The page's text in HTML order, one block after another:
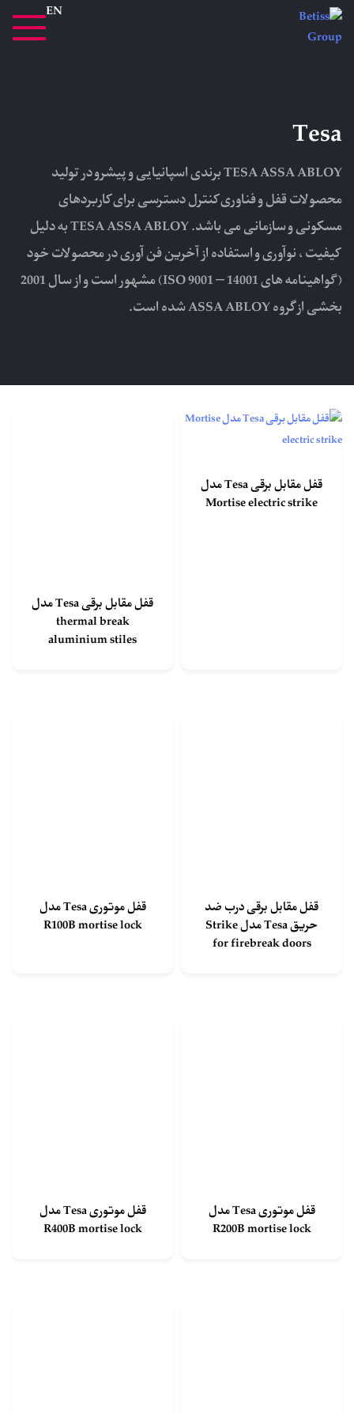
EN
Tesa
TESA ASSA ABLOY برندی اسپانیایی و پیشرو در تولید
محصولات قفل و فناوری کنترل دسترسی برای کاربردهای
مسکونی و سازمانی می باشد. TESA ASSA ABLOY به دلیل
کیفیت ، نوآوری و استفاده از آخرین فن آوری در محصولات خود
(گواهینامه های ISO 9001 – 14001) مشهور است و از سال 2001
بخشی از گروه ASSA ABLOY شده است.
قفل مقابل برقی Tesa مدل
Mortise electric strike
قفل مقابل برقی Tesa مدل
thermal break
aluminium stiles
قفل مقابل برقی درب ضد
حریق Tesa مدل Strike
for firebreak doors
قفل موتوری Tesa مدل
R100B mortise lock
قفل موتوری Tesa مدل
R200B mortise lock
قفل موتوری Tesa مدل
R400B mortise lock